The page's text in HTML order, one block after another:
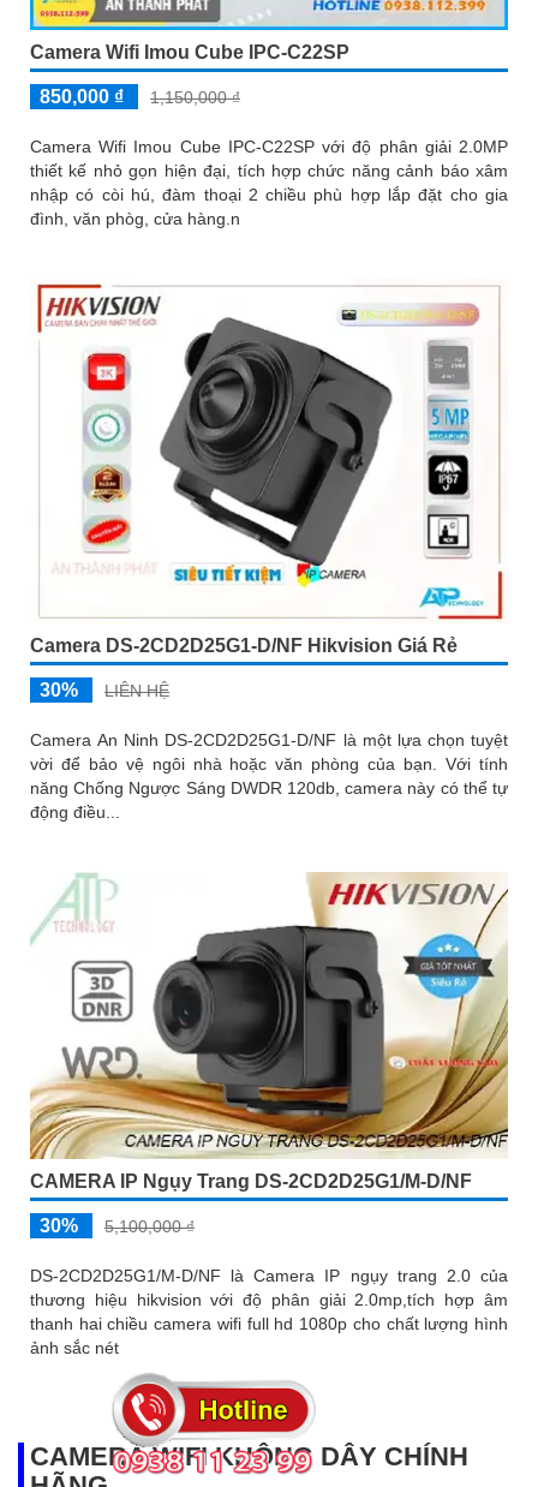
Camera Wifi Imou Cube IPC-C22SP
850,000 ₫ 1,150,000 ₫
Camera Wifi Imou Cube IPC-C22SP với độ phân giải 2.0MP
thiết kế nhỏ gọn hiện đại, tích hợp chức năng cảnh báo xâm
nhập có còi hú, đàm thoại 2 chiều phù hợp lắp đặt cho gia
đình, văn phòg, cửa hàng.n
Camera DS-2CD2D25G1-D/NF Hikvision Giá Rẻ
30% LIÊN HỆ
Camera An Ninh DS-2CD2D25G1-D/NF là một lựa chọn tuyệt
vời để bảo vệ ngôi nhà hoặc văn phòng của bạn. Với tính
năng Chống Ngược Sáng DWDR 120db, camera này có thể tự
động điều...
CAMERA IP Ngụy Trang DS-2CD2D25G1/M-D/NF
30% 5,100,000 ₫
DS-2CD2D25G1/M-D/NF là Camera IP ngụy trang 2.0 của
thương hiệu hikvision với độ phân giải 2.0mp,tích hợp âm
thanh hai chiều camera wifi full hd 1080p cho chất lượng hình
ảnh sắc nét
CAMERA WIFI KHÔNG DÂY CHÍNH